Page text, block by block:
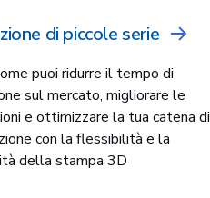
di piccole serie
puoi ridurre il tempo di
sul mercato, migliorare le
e ottimizzare la tua catena di
con la flessibilità e la
della stampa 3D